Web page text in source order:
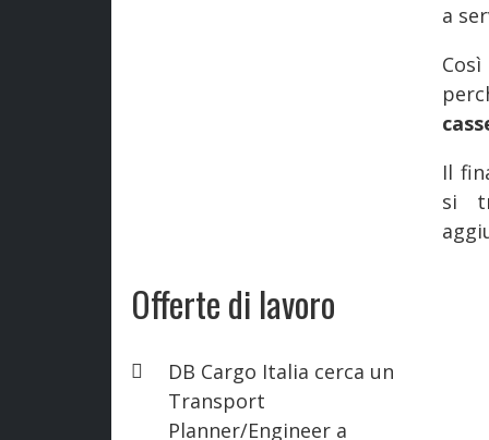
Offerte di lavoro
DB Cargo Italia cerca un
Transport
Planner/Engineer a
a
Così
Il
si